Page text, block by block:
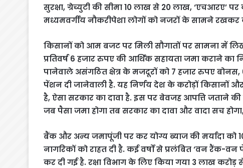
सुरक्षा, ग्रेच्युटी की सीमा 10 लाख से 20 लाख,
मध्यमवर्गीय नौकरीपेशा लोगों को नजरों के सामने रखकर
किसानों को आम बजट पर मिली सौगातों पर सामना में
प्रतिवर्ष 6 हजार रुपए की आर्थिक सहायता जमा कराने
पानेवाले असंगठित क्षेत्र के मजदूरों को 7 हजार रुपए बोनस,
पेंशन दी जानेवाली है. यह निर्णय देश के करोड़ों किसानों और
है, ऐसा सरकार का दावा है. इस पर बेवजह आपत्ति जताने
जब पैसा जमा होगा तब सरकार का दावा और वादा सच
बैंक और अन्य जमापूंजी पर कर योग्य ब्याज की मर्यादा
नागरिकों को राहत दी है. कई वर्षों से प्रलंबित ‘वन रैंक-
कर दी गई है. रक्षा विभाग के लिए किया गया 3 लाख